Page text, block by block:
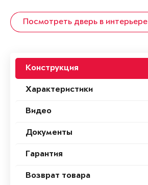
Посмотреть дверь в интерьере
Конструкция
Характеристики
Видео
Документы
Гарантия
Возврат товара